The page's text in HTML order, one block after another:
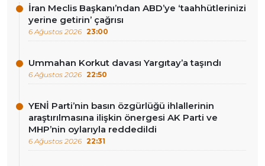
İran Meclis Başkanı’ndan ABD’ye ‘taahhütlerinizi
yerine getirin’ çağrısı
6 Ağustos 2026 23:00
Ummahan Korkut davası Yargıtay’a taşındı
6 Ağustos 2026 22:50
YENİ Parti’nin basın özgürlüğü ihlallerinin
araştırılmasına ilişkin önergesi AK Parti ve
MHP’nin oylarıyla reddedildi
6 Ağustos 2026 22:31